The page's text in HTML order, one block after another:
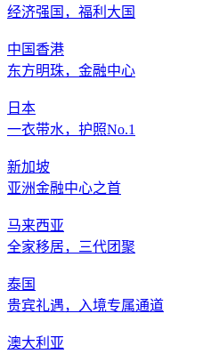
经济强国，福利大国
中国香港
东方明珠，金融中心
日本
一衣带水，护照No.1
新加坡
亚洲金融中心之首
马来西亚
全家移居，三代团聚
泰国
贵宾礼遇，入境专属通道
澳大利亚